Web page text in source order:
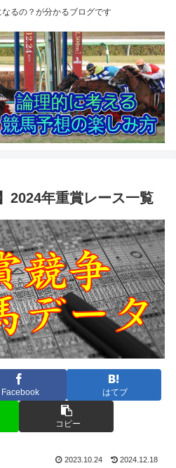
るの？が分かるブログです
2024年重賞レース一覧
Facebook はてブ
コピー
2023.10.24 2024.12.18